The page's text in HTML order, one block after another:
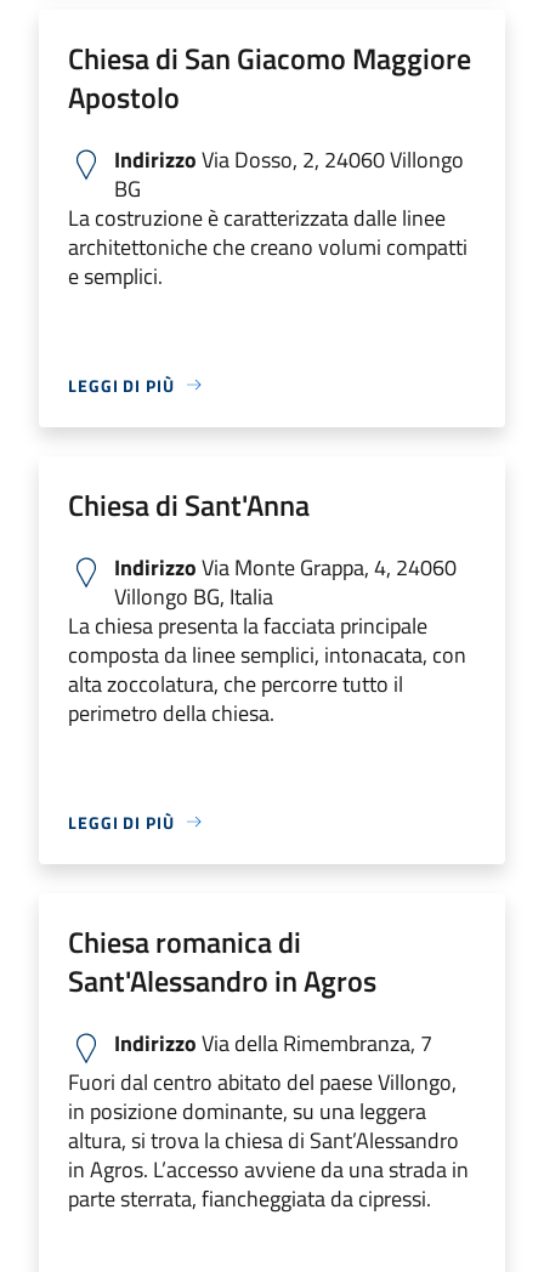
Chiesa di San Giacomo Maggiore
Apostolo
IndirizzoVia Dosso, 2, 24060 Villongo
BG
La costruzione è caratterizzata dalle linee
architettoniche che creano volumi compatti
e semplici.
LEGGI DI PIÙ
Chiesa di Sant'Anna
IndirizzoVia Monte Grappa, 4, 24060
Villongo BG, Italia
La chiesa presenta la facciata principale
composta da linee semplici, intonacata, con
alta zoccolatura, che percorre tutto il
perimetro della chiesa.
LEGGI DI PIÙ
Chiesa romanica di
Sant'Alessandro in Agros
IndirizzoVia della Rimembranza, 7
Fuori dal centro abitato del paese Villongo,
in posizione dominante, su una leggera
altura, si trova la chiesa di Sant’Alessandro
in Agros. L’accesso avviene da una strada in
parte sterrata, fiancheggiata da cipressi.